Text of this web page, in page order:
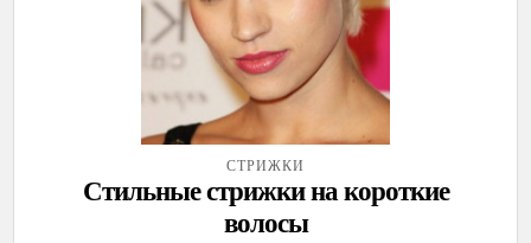
СТРИЖКИ
Стильные стрижки на короткие
волосы